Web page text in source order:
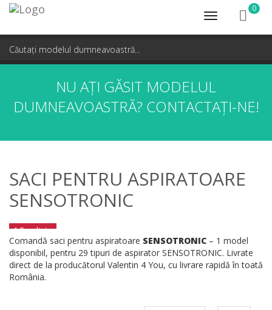
Toggle
navigation
0
NU AȚI GĂSIT MODELUL
DUMNEAVOASTRĂ? CONTACTAȚI-NE!
SACI PENTRU ASPIRATOARE
SENSOTRONIC
1 Rezultate
Comandă saci pentru aspiratoare SENSOTRONIC – 1 model
disponibil, pentru 29 tipuri de aspirator SENSOTRONIC. Livrate
direct de la producătorul Valentin 4 You, cu livrare rapidă în toată
România.